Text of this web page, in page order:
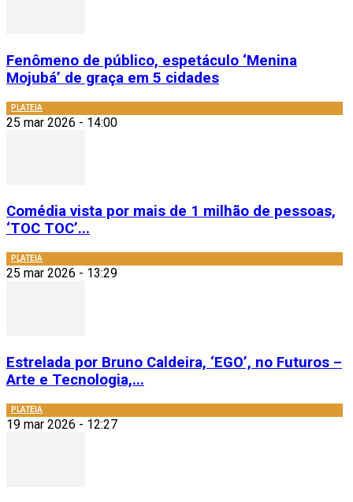
Fenômeno de público, espetáculo ‘Menina
Mojubá’ de graça em 5 cidades
PLATEIA
25 mar 2026 - 14:00
Comédia vista por mais de 1 milhão de pessoas,
‘TOC TOC’...
PLATEIA
25 mar 2026 - 13:29
Estrelada por Bruno Caldeira, ‘EGO’, no Futuros –
Arte e Tecnologia,...
PLATEIA
19 mar 2026 - 12:27